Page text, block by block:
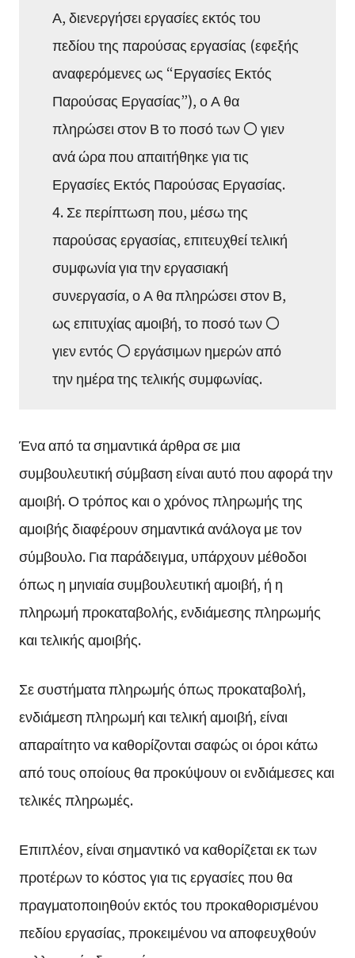
Α, διενεργήσει εργασίες εκτός του
πεδίου της παρούσας εργασίας (εφεξής
αναφερόμενες ως “Εργασίες Εκτός
Παρούσας Εργασίας”), ο Α θα
πληρώσει στον Β το ποσό των 〇 γιεν
ανά ώρα που απαιτήθηκε για τις
Εργασίες Εκτός Παρούσας Εργασίας.
4. Σε περίπτωση που, μέσω της
παρούσας εργασίας, επιτευχθεί τελική
συμφωνία για την εργασιακή
συνεργασία, ο Α θα πληρώσει στον Β,
ως επιτυχίας αμοιβή, το ποσό των 〇
γιεν εντός 〇 εργάσιμων ημερών από
την ημέρα της τελικής συμφωνίας.
Ένα από τα σημαντικά άρθρα σε μια
συμβουλευτική σύμβαση είναι αυτό που αφορά την
αμοιβή. Ο τρόπος και ο χρόνος πληρωμής της
αμοιβής διαφέρουν σημαντικά ανάλογα με τον
σύμβουλο. Για παράδειγμα, υπάρχουν μέθοδοι
όπως η μηνιαία συμβουλευτική αμοιβή, ή η
πληρωμή προκαταβολής, ενδιάμεσης πληρωμής
και τελικής αμοιβής.
Σε συστήματα πληρωμής όπως προκαταβολή,
ενδιάμεση πληρωμή και τελική αμοιβή, είναι
απαραίτητο να καθορίζονται σαφώς οι όροι κάτω
από τους οποίους θα προκύψουν οι ενδιάμεσες και
τελικές πληρωμές.
Επιπλέον, είναι σημαντικό να καθορίζεται εκ των
προτέρων το κόστος για τις εργασίες που θα
πραγματοποιηθούν εκτός του προκαθορισμένου
πεδίου εργασίας, προκειμένου να αποφευχθούν